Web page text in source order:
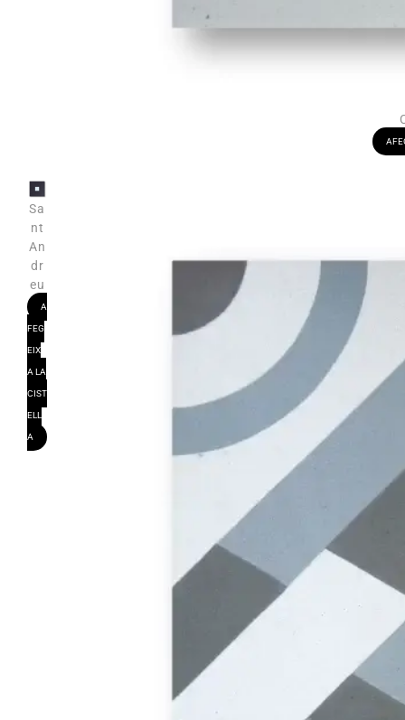
Sa
nt
An
dr
eu
A
FEG
EIX
A LA
CIST
ELL
A